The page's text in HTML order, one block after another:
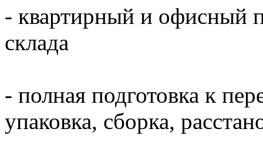
- квартирный и офисный
склада
- полная подготовка к
упаковка, сборка,